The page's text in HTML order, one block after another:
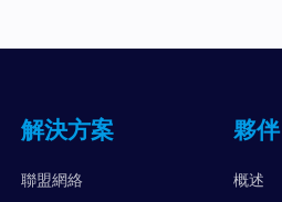
解決方案
聯盟網絡
夥伴
概述